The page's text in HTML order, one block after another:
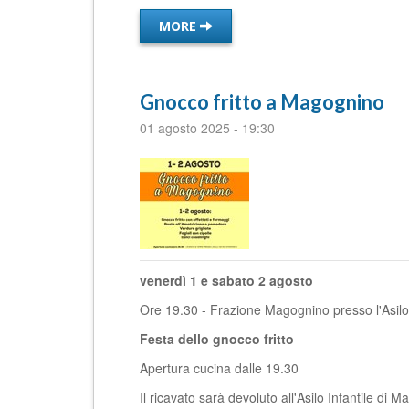
MORE
Gnocco fritto a Magognino
01 agosto 2025 - 19:30
venerdì 1 e sabato 2 agosto
Ore 19.30 - Frazione Magognino presso l'Asilo
Festa dello gnocco fritto
Apertura cucina dalle 19.30
Il ricavato sarà devoluto all'Asilo Infantile di